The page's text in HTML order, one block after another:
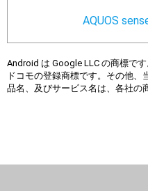
AQUOS
Android は Google LLC の商標で
ドコモの登録商標です。その他
品名、及びサービス名は、各社の